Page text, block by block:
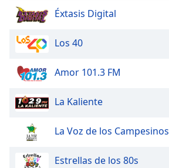
Éxtasis Digital
Los 40
Amor 101.3 FM
La Kaliente
La Voz de los Campesinos
Estrellas de los 80s